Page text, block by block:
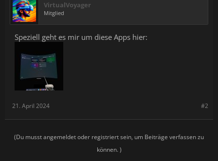
VirtualVoyager
Mitglied
Speziell geht es mir um diese Apps hier:
#2
21. April 2024
(Du musst angemeldet oder registriert sein, um Beiträge verfassen zu
können. )